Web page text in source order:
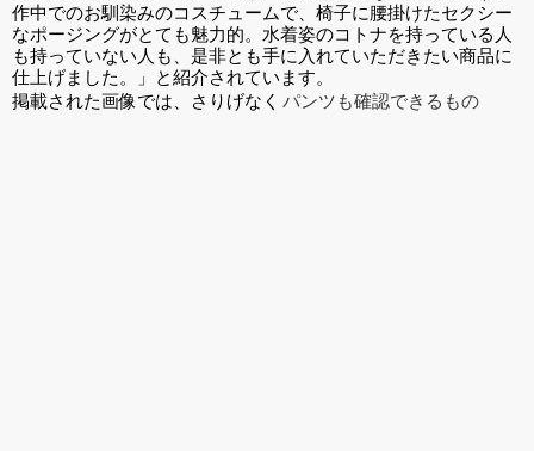
作中でのお馴染みのコスチュームで、椅子に腰掛けたセクシー
なポージングがとても魅力的。水着姿のコトナを持っている人
も持っていない人も、是非とも手に入れていただきたい商品に
仕上げました。」と紹介されています。
掲載された画像では、さりげなく パンツも確認できるもの